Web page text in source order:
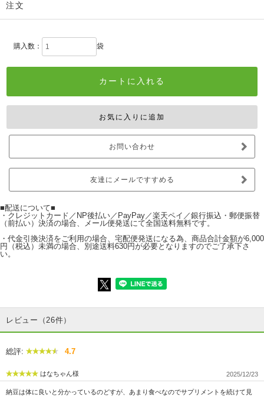
注文
購入数： 袋
お問い合わせ
友達にメールですすめる
■配送について■
・クレジットカード／NP後払い／PayPay／楽天ペイ／銀行振込・郵便振替
（前払い）決済の場合、メール便発送にて全国送料無料です。
・代金引換決済をご利用の場合、宅配便発送になる為、商品合計金額が6,000
円（税込）未満の場合、別途送料630円が必要となりますのでご了承下さ
い。
レビュー（26件）
総評: 4.7
はなちゃん様 2025/12/23
納豆は体に良いと分かっているのどすが、あまり食べなのでサプリメントを続けて見